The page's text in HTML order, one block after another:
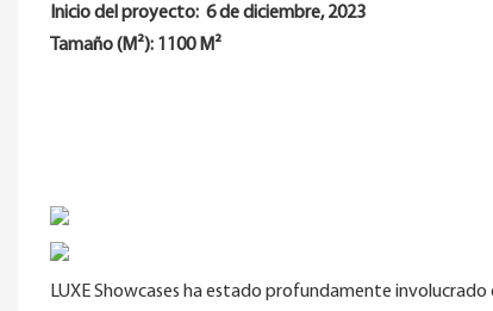
Inicio del proyecto: 6 de diciembre, 2023
Tamaño (M²): 1100 M²
LUXE Showcases ha estado profundamente